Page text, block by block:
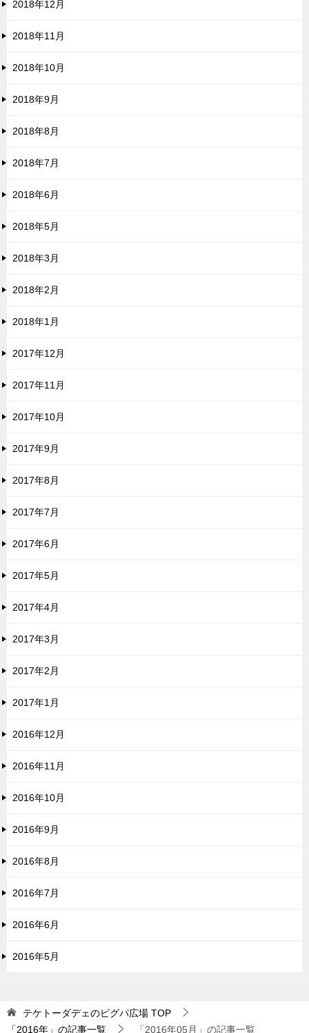
2018年12月
2018年11月
2018年10月
2018年9月
2018年8月
2018年7月
2018年6月
2018年5月
2018年3月
2018年2月
2018年1月
2017年12月
2017年11月
2017年10月
2017年9月
2017年8月
2017年7月
2017年6月
2017年5月
2017年4月
2017年3月
2017年2月
2017年1月
2016年12月
2016年11月
2016年10月
2016年9月
2016年8月
2016年7月
2016年6月
2016年5月
テケトーダデェのピグパ広場 TOP
「2016年」の記事一覧
「2016年05月」の記事一覧